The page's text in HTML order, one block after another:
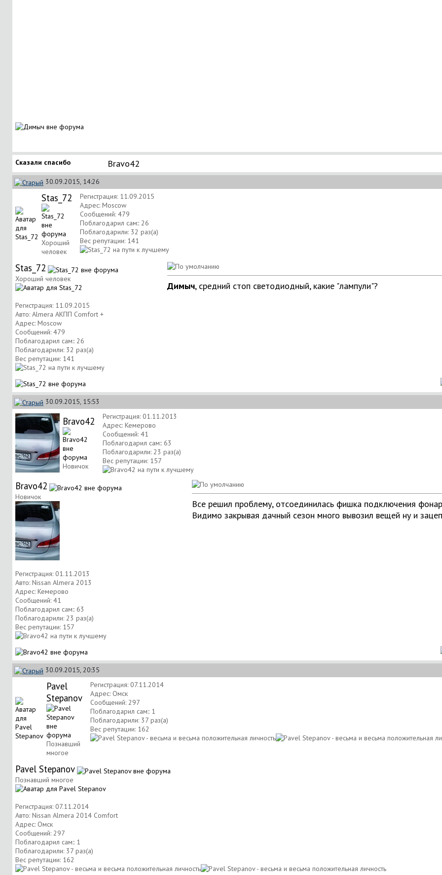
Сказали спасибо Bravo42
30.09.2015, 14:26
Stas_72
Хороший
человек
Регистрация: 11.09.2015
Адрес: Moscow
Сообщений: 479
Поблагодарил сам:: 26
Поблагодарили: 32 раз(а)
Вес репутации: 141
Stas_72
Хороший человек
Регистрация: 11.09.2015
Авто: Almera АКПП Comfort +
Адрес: Moscow
Сообщений: 479
Поблагодарил сам:: 26
Поблагодарили: 32 раз(а)
Вес репутации: 141
Димыч, средний стоп светодиодный, какие "лампули"?
30.09.2015, 15:53
Bravo42
Новичок
Регистрация: 01.11.2013
Адрес: Кемерово
Сообщений: 41
Поблагодарил сам:: 63
Поблагодарили: 23 раз(а)
Вес репутации: 157
Bravo42
Новичок
Регистрация: 01.11.2013
Авто: Nissan Almera 2013
Адрес: Кемерово
Сообщений: 41
Поблагодарил сам:: 63
Поблагодарили: 23 раз(а)
Вес репутации: 157
Все решил проблему, отсоединилась фишка подключения
Видимо закрывая дачный сезон много вывозил вещей ну и
30.09.2015, 20:35
Pavel
Stepanov
Познавший
многое
Регистрация: 07.11.2014
Адрес: Омск
Сообщений: 297
Поблагодарил сам:: 1
Поблагодарили: 37 раз(а)
Вес репутации: 162
Pavel Stepanov
Познавший многое
Регистрация: 07.11.2014
Авто: Nissan Almera 2014 Comfort
Адрес: Омск
Сообщений: 297
Поблагодарил сам:: 1
Поблагодарили: 37 раз(а)
Вес репутации: 162